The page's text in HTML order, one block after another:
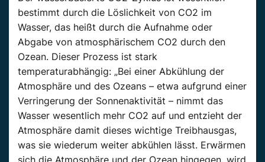
bestimmt durch die Löslichkeit von CO2 im
Wasser, das heißt durch die Aufnahme oder
Abgabe von atmosphärischem CO2 durch den
Ozean. Dieser Prozess ist stark
temperaturabhängig: „Bei einer Abkühlung der
Atmosphäre und des Ozeans – etwa aufgrund einer
Verringerung der Sonnenaktivität – nimmt das
Wasser wesentlich mehr CO2 auf und entzieht der
Atmosphäre damit dieses wichtige Treibhausgas,
was sie wiederum weiter abkühlen lässt. Erwärmen
sich die Atmosphäre und der Ozean hingegen, wird